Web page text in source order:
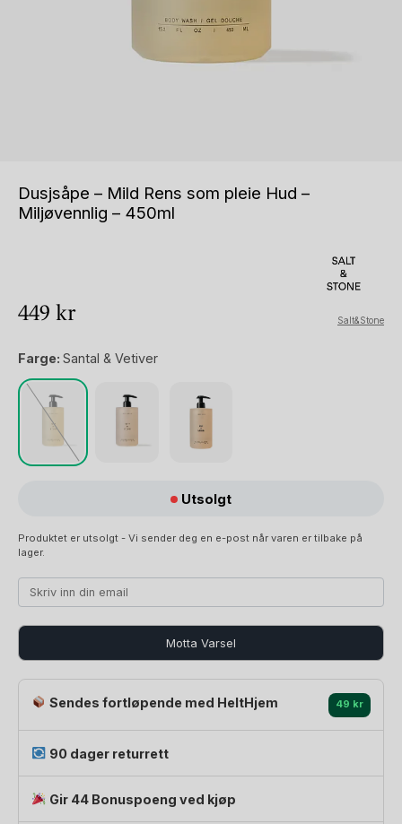
Dusjsåpe – Mild Rens som pleie Hud –
Miljøvennlig – 450ml
449 kr Salt&Stone
Farge: Santal & Vetiver
Utsolgt
Produktet er utsolgt - Vi sender deg en e-post når varen er tilbake på
lager.
Motta Varsel
Sendes fortløpende med HeltHjem 49 kr
90 dager returrett
Gir 44 Bonuspoeng ved kjøp